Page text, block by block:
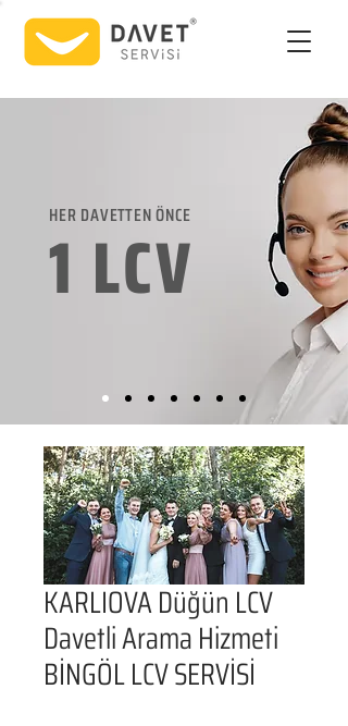
HER DAVETTEN ÖNCE
1 LCV
KARLIOVA Düğün LCV
Davetli Arama Hizmeti
BİNGÖL LCV SERVİSİ